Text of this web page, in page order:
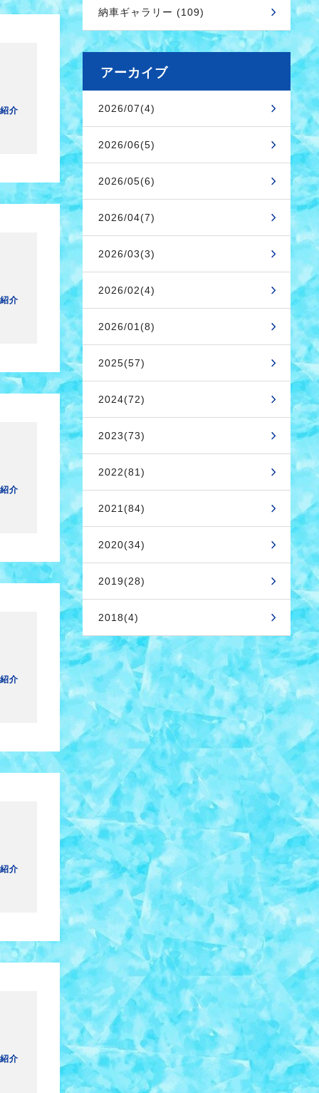
介
介
介
介
介
介
納車ギャラリー (109)
アーカイブ
2026/07(4)
2026/06(5)
2026/05(6)
2026/04(7)
2026/03(3)
2026/02(4)
2026/01(8)
2025(57)
2024(72)
2023(73)
2022(81)
2021(84)
2020(34)
2019(28)
2018(4)